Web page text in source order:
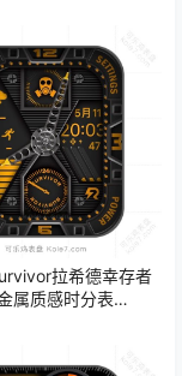
拉希德幸存者
属质感时分表